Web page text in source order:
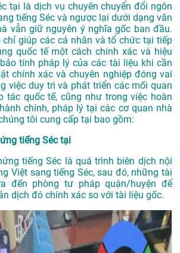
tại là dịch vụ chuyên chuyển đổi ngôn
tiếng Séc và ngược lại dưới dạng văn
vẫn giữ nguyên ý nghĩa gốc ban đầu.
chỉ giúp các cá nhân và tổ chức tại tiếp
quốc tế một cách chính xác và hiệu
tính pháp lý của các tài liệu khi cần
chính xác và chuyên nghiệp đóng vai
việc duy trì và phát triển các mối quan
tác quốc tế, cũng như trong việc hoàn
chính, pháp lý tại các cơ quan nhà
tôi cung cấp tại bao gồm:
tiếng Séc tại
tiếng Séc là quá trình biên dịch nội
Việt sang tiếng Séc, sau đó, những tài
đến phòng tư pháp quận/huyện để
dịch đó chính xác so với tài liệu gốc.